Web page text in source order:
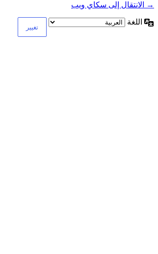
→ الانتقال إلى سكاي ويب
اللغة